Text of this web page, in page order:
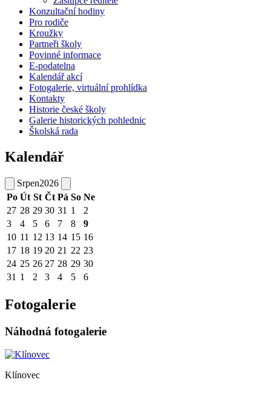
Konzultační hodiny
Pro rodiče
Kroužky
Partneři školy
Povinné informace
E-podatelna
Kalendář akcí
Fotogalerie, virtuální prohlídka
Kontakty
Historie české školy
Galerie historických pohlednic
Školská rada
Kalendář
Srpen2026
Po Út St Čt Pá So Ne
27 28 29 30 31 1
2
3
4 5 6 7 8
9
10 11 12 13 14 15 16
17 18 19 20 21 22 23
24 25 26 27 28 29 30
31 1 2 3 4 5 6
Fotogalerie
Náhodná fotogalerie
Klínovec